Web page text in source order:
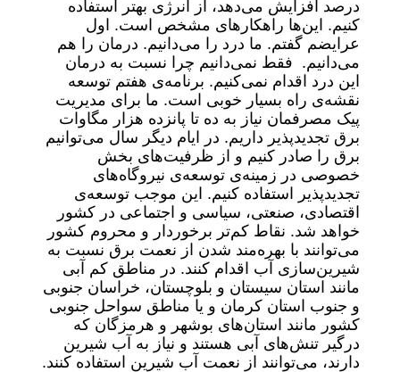
درصد افزایش می‌دهد، از انرژی بهتر استفاده
کنیم. این‌ها راهکارهای مشخص است. اول
عرایضم گفتم. ما درد را می‌دانیم. درمان را هم
می‌دانیم. فقط نمی‌دانیم چرا نسبت به درمان
این درد اقدام نمی‌کنیم. برنامه‌ی هفتم توسعه
نقشه‌ی راه بسیار خوبی است. ما برای مدیریت
پیک مصرفمان نیاز به ده تا پانزده هزار مگاوات
برق تجدیدپذیر داریم. در ایام دیگر سال می‌توانیم
برق را صادر کنیم و از ظرفیت‌های بخش
خصوصی در زمینه‌ی توسعه‌ی نیروگاه‌های
تجدیدپذیر استفاده کنیم. این موجب توسعه‌ی
اقتصادی، صنعتی، سیاسی و اجتماعی در کشور
خواهد شد. نقاط کم‌تر برخوردار و محروم کشور
می‌توانند با بهره‌مند شدن از نعمت برق نسبت به
شیرین‌سازی آب اقدام کنند. در مناطق کم آبی
مانند استان سیستان و بلوچستان، خراسان جنوبی
و جنوب استان کرمان و یا مناطق سواحل جنوبی
کشور مانند استان‌های بوشهر و هرمزگان که
درگیر تنش‌های آبی هستند و نیاز به آب شیرین
دارند، می‌توانند از نعمت آب شیرین استفاده کنند.